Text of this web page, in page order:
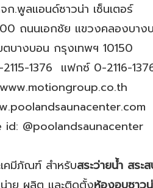
ก.พูลแอนด์ซาวน่า เซ็นเตอร์
ถนนเอกชัย แขวงคลองบาง
ตบางบอน กรุงเทพฯ 10150
2115-1376 แฟกซ์ 0-2116-
www.motiongroup.co.th
id: @poolandsaunacenter
คมีภัณฑ์ สำหรับสระว่ายน้ำ สระ